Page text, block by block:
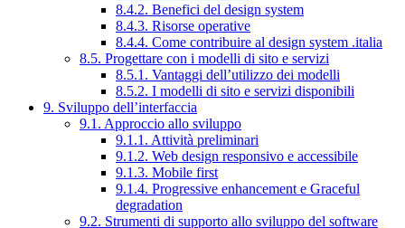
8.4.2. Benefici del design system
8.4.3. Risorse operative
8.4.4. Come contribuire al design system .italia
8.5. Progettare con i modelli di sito e servizi
8.5.1. Vantaggi dell’utilizzo dei modelli
8.5.2. I modelli di sito e servizi disponibili
9. Sviluppo dell’interfaccia
9.1. Approccio allo sviluppo
9.1.1. Attività preliminari
9.1.2. Web design responsivo e accessibile
9.1.3. Mobile first
9.1.4. Progressive enhancement e Graceful
degradation
9.2. Strumenti di supporto allo sviluppo del software